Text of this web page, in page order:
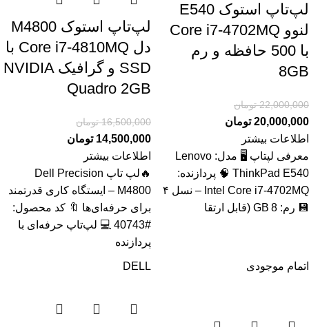
لپ‌تاپ استوک E540
لنوو Core i7-4702MQ
با 500 حافظه و رم
8GB
22,000,000 تومان
20,000,000 تومان
اطلاعات بیشتر
معرفی لپتاپ 🖥️ مدل: Lenovo
ThinkPad E540 🧠 پردازنده:
Intel Core i7‑4702MQ – نسل ۴
💾 رم: 8 GB (قابل ارتقا
لپ‌تاپ استوک M4800
دل Core i7-4810MQ با
SSD و گرافیک NVIDIA
Quadro 2GB
16,500,000 تومان
14,500,000 تومان
اطلاعات بیشتر
🔥لپ تاپ Dell Precision
M4800 – ایستگاه کاری قدرتمند
برای حرفه‌ای‌ها 🔖 کد محصول:
#40743 💻 لپ‌تاپ حرفه‌ای با
پردازنده
اتمام موجودی DELL